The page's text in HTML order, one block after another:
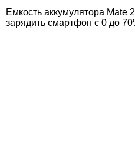
Емкость аккумулятора Mate
зарядить смартфон с 0 до